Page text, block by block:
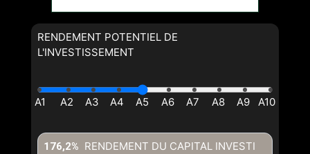
RENDEMENT POTENTIEL DE
L'INVESTISSEMENT
RENDEMENT DU CAPITAL INVESTI
176,2%